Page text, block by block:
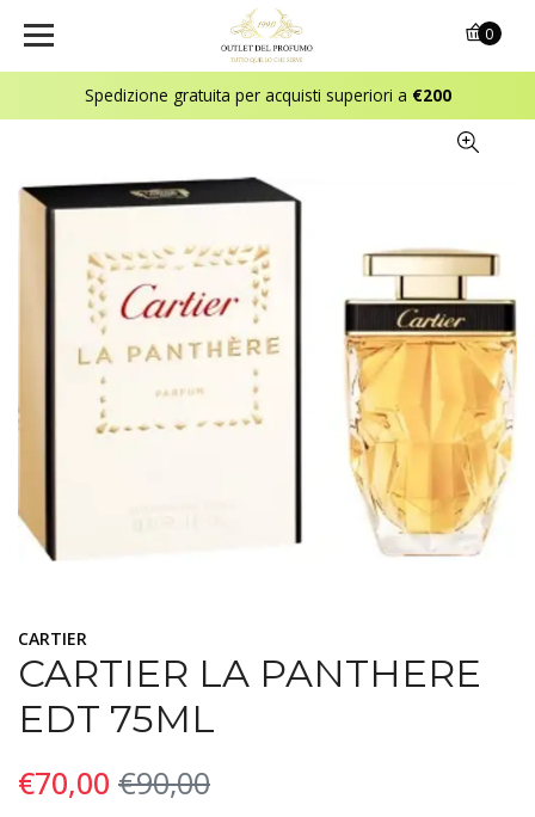
Spedizione gratuita per acquisti superiori a €200
0
CARTIER
CARTIER LA PANTHERE
EDT 75ML
€70,00 €90,00